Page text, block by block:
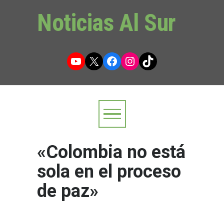
Noticias Al Sur
YouTube
X Facebook
Instagram
TikTok
«Colombia no está
sola en el proceso
de paz»